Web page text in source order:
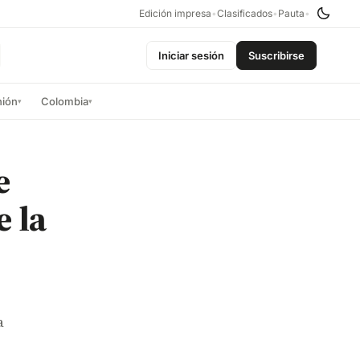
Edición impresa •Clasificados• Pauta •
Iniciar sesión Suscribirse
▾ Colombia▾
la